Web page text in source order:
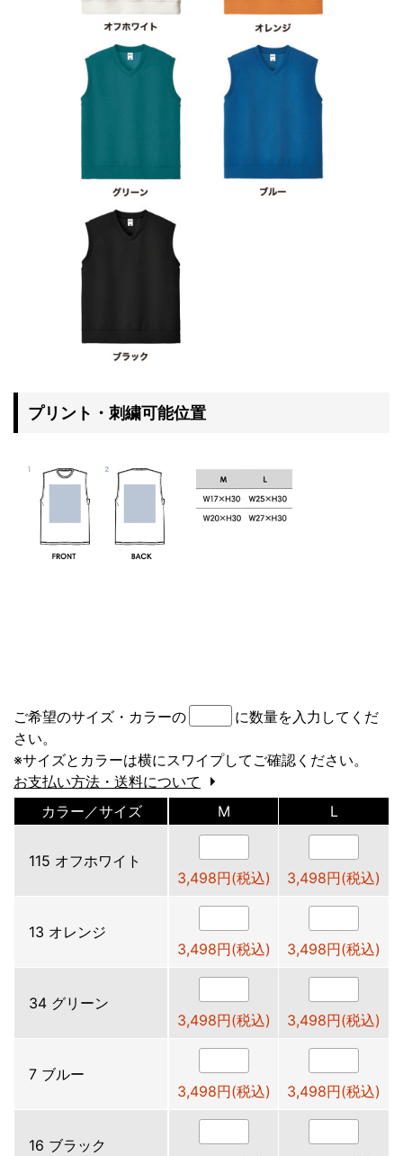
プリント・刺繍可能位置
ご希望のサイズ・カラーの
に数量を入力してくだ
さい。
※サイズとカラーは横にスワイプしてご確認ください。
お支払い方法・送料について
カラー／サイズ
M L
115 オフホワイト
3,498円(税込)
3,498円(税込)
13 オレンジ
3,498円(税込)
3,498円(税込)
34 グリーン
3,498円(税込)
3,498円(税込)
7 ブルー
3,498円(税込)
3,498円(税込)
16 ブラック